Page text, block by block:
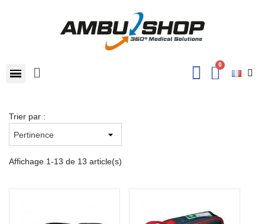
Trier par :
Affichage 1-13 de 13 article(s)